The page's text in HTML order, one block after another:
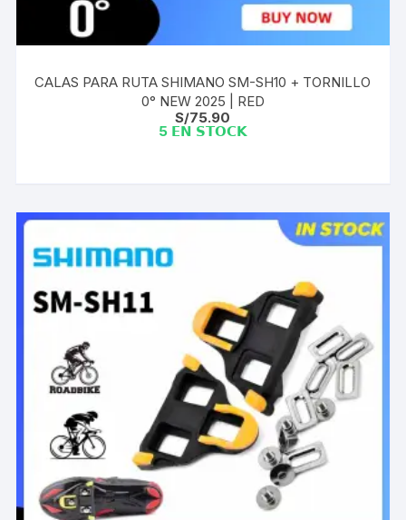
CALAS PARA RUTA SHIMANO SM-SH10 + TORNILLO
0° NEW 2025 | RED
S/75.90
5 𝗘𝗡 𝗦𝗧𝗢𝗖𝗞